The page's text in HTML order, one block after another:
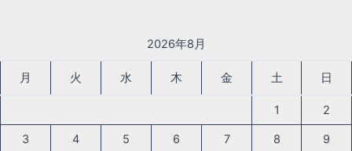
2026年8月
月 火 水 木 金 土 日
1 2
3 4 5 6 7 8 9